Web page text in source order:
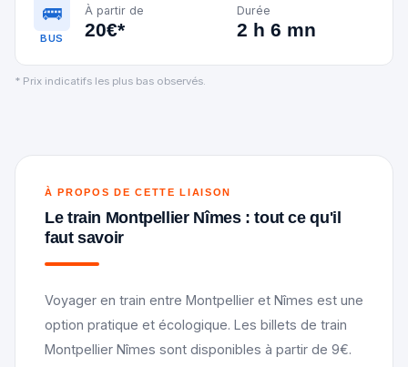
🚌
BUS
À partir de
20€*
Durée
2 h 6 mn
* Prix indicatifs les plus bas observés.
À PROPOS DE CETTE LIAISON
Le train Montpellier Nîmes : tout ce qu'il
faut savoir
Voyager en train entre Montpellier et Nîmes est une
option pratique et écologique. Les billets de train
Montpellier Nîmes sont disponibles à partir de 9€.